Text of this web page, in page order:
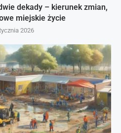
dekady – kierunek zmian,
miejskie życie
2026